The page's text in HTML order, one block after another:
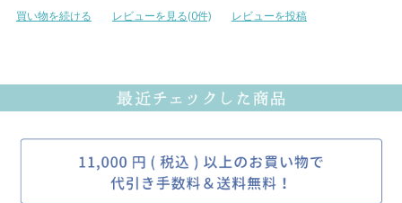
買い物を続ける
レビューを見る(0件) レビューを投稿